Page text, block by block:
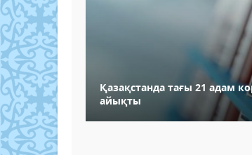
Қазақстанда тағы 21 адам
айықты